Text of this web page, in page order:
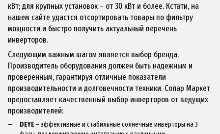
кВт; для крупных установок – от 30 кВт и более. Кстати, на
нашем сайте удастся отсортировать товары по фильтру
мощности и быстро получить актуальный перечень
инверторов.
Следующим важным шагом является выбор бренда.
Производитель оборудования должен быть надежным и
проверенным, гарантируя отличные показатели
производительности и долговечности техники. Солар Маркет
предоставляет качественный выбор инверторов от ведущих
производителей:
DEYE – эффективные и стабильные солнечные инверторы на 3